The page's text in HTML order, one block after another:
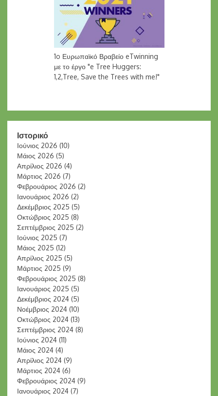
1o Ευρωπαϊκό Βραβείο eTwinning
με το έργο "e Tree Huggers:
1,2,Tree, Save the Trees with me!"
Ιστορικό
Ιούνιος 2026 (10)
Μάιος 2026 (5)
Απρίλιος 2026 (4)
Μάρτιος 2026 (7)
Φεβρουάριος 2026 (2)
Ιανουάριος 2026 (2)
Δεκέμβριος 2025 (5)
Οκτώβριος 2025 (8)
Σεπτέμβριος 2025 (2)
Ιούνιος 2025 (7)
Μάιος 2025 (12)
Απρίλιος 2025 (5)
Μάρτιος 2025 (9)
Φεβρουάριος 2025 (8)
Ιανουάριος 2025 (5)
Δεκέμβριος 2024 (5)
Νοέμβριος 2024 (10)
Οκτώβριος 2024 (13)
Σεπτέμβριος 2024 (8)
Ιούνιος 2024 (11)
Μάιος 2024 (4)
Απρίλιος 2024 (9)
Μάρτιος 2024 (6)
Φεβρουάριος 2024 (9)
Ιανουάριος 2024 (7)